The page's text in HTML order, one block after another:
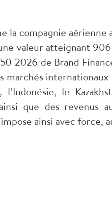
la compagnie aérienne
valeur atteignant
2026 de Brand
marchés internationaux
le
que des revenus
ainsi avec force,